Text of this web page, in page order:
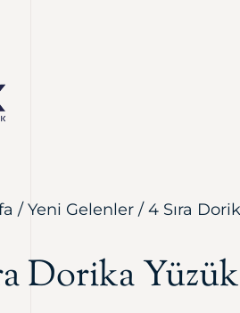
/Yeni Gelenler / 4 Sıra
Dorika Yüzük